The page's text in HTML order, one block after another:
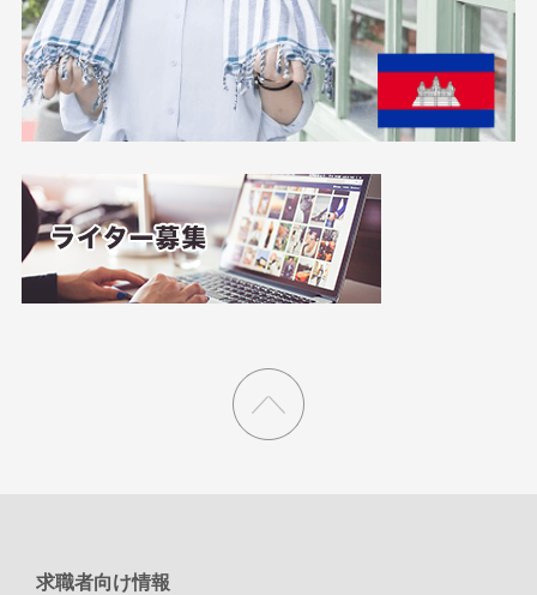
求職者向け情報